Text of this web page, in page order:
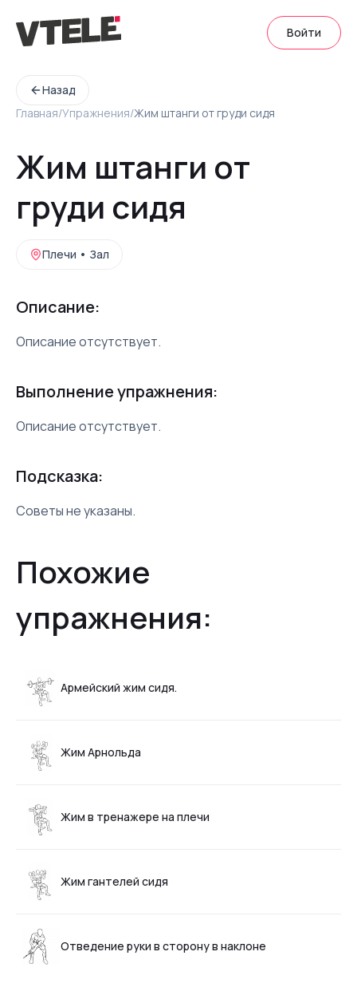
Войти
Назад
Главная/Упражнения/Жим штанги от груди сидя
Жим штанги от
груди сидя
Плечи • Зал
Описание:
Описание отсутствует.
Выполнение упражнения:
Описание отсутствует.
Подсказка:
Советы не указаны.
Похожие
упражнения:
Армейский жим сидя.
Жим Арнольда
Жим в тренажере на плечи
Жим гантелей сидя
Отведение руки в сторону в наклоне